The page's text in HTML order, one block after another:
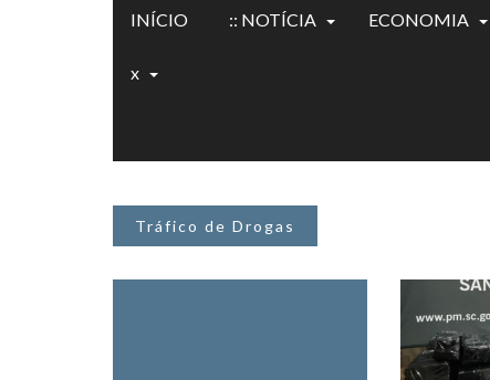
INÍCIO :: NOTÍCIA ECONOMIA
x
Tráfico de Drogas